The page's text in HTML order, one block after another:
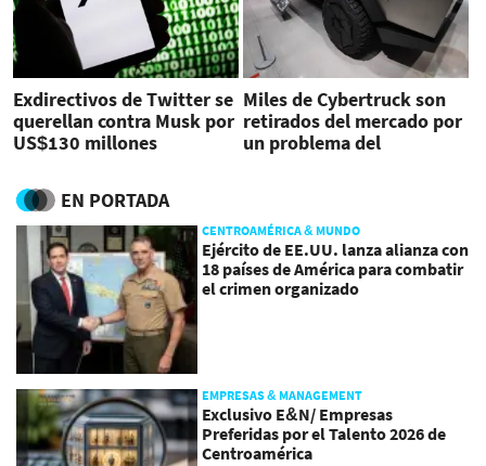
Exdirectivos de Twitter se
querellan contra Musk por
US$130 millones
Miles de Cybertruck son
retirados del mercado por
un problema del
EN PORTADA
CENTROAMÉRICA & MUNDO
Ejército de EE.UU. lanza alianza con
18 países de América para combatir
el crimen organizado
EMPRESAS & MANAGEMENT
Exclusivo E&N/ Empresas
Preferidas por el Talento 2026 de
Centroamérica